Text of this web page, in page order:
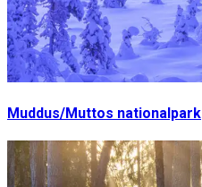
Muddus/Muttos nationalpark